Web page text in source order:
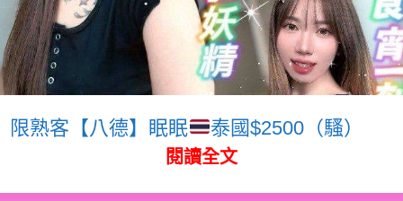
限熟客【八德】眠眠 泰國$2500（騷）
閱讀全文